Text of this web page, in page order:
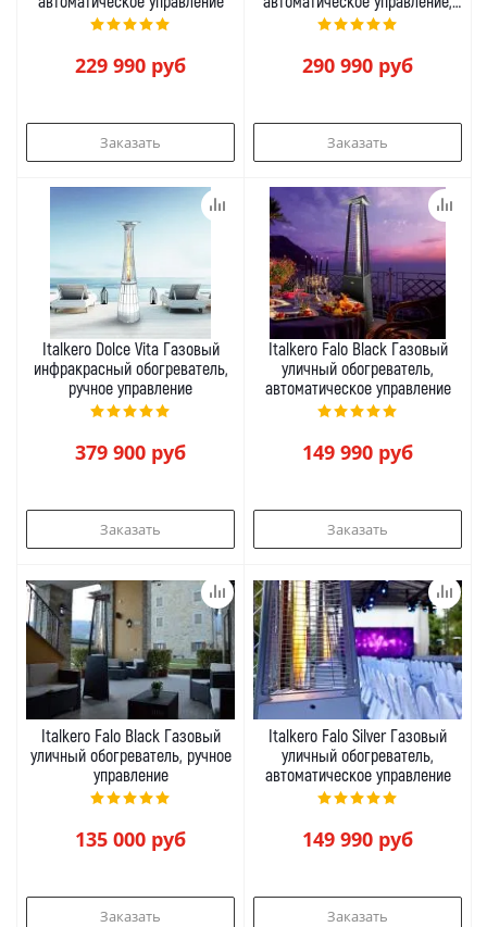
229 990 руб
Заказать
LED подсветка
290 990 руб
Заказать
Italkero Dolce Vita Газовый
инфракрасный обогреватель,
ручное управление
379 900 руб
Заказать
Italkero Falo Black Газовый
уличный обогреватель,
автоматическое управление
149 990 руб
Заказать
Italkero Falo Black Газовый
уличный обогреватель, ручное
управление
135 000 руб
Заказать
Italkero Falo Silver Газовый
уличный обогреватель,
автоматическое управление
149 990 руб
Заказать